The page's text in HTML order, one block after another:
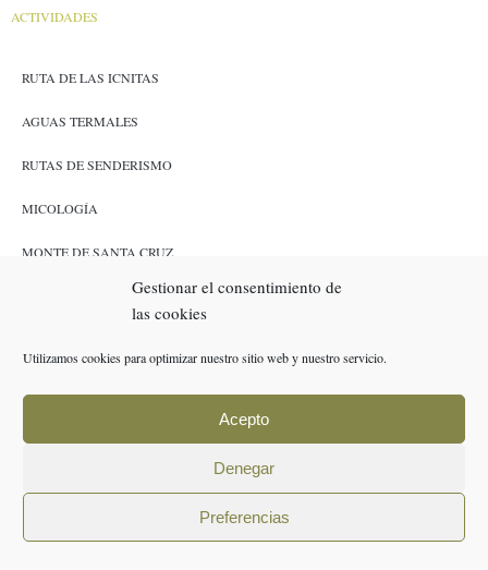
Gestionar el consentimiento de
las cookies
Utilizamos cookies para optimizar nuestro sitio web y nuestro servicio.
Acepto
Denegar
Preferencias
ACTIVIDADES
RUTA DE LAS ICNITAS
AGUAS TERMALES
RUTAS DE SENDERISMO
MICOLOGÍA
MONTE DE SANTA CRUZ
POLÍTICA DE COOKIES (UE)
AVISO LEGAL
POLÍTICA DE PRIVACIDAD